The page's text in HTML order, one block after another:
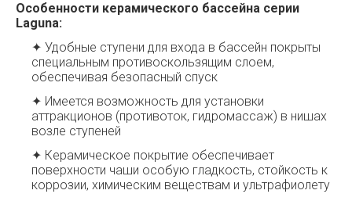
Особенности керамического бассейна серии
Laguna:
✦ Удобные ступени для входа в бассейн покрыты
специальным противоскользящим слоем,
обеспечивая безопасный спуск
✦ Имеется возможность для установки
аттракционов (противоток, гидромассаж) в нишах
возле ступеней
✦ Керамическое покрытие обеспечивает
поверхности чаши особую гладкость, стойкость к
коррозии, химическим веществам и ультрафиолету